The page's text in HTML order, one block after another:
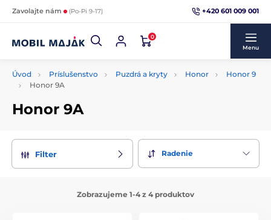
Zavolajte nám (Po-Pi 9-17) +420 601 009 001
0
Menu
Úvod Príslušenstvo Puzdrá a kryty Honor
Honor 9
Honor 9A
Honor 9A
Filter Radenie
Zobrazujeme 1-4 z 4 produktov